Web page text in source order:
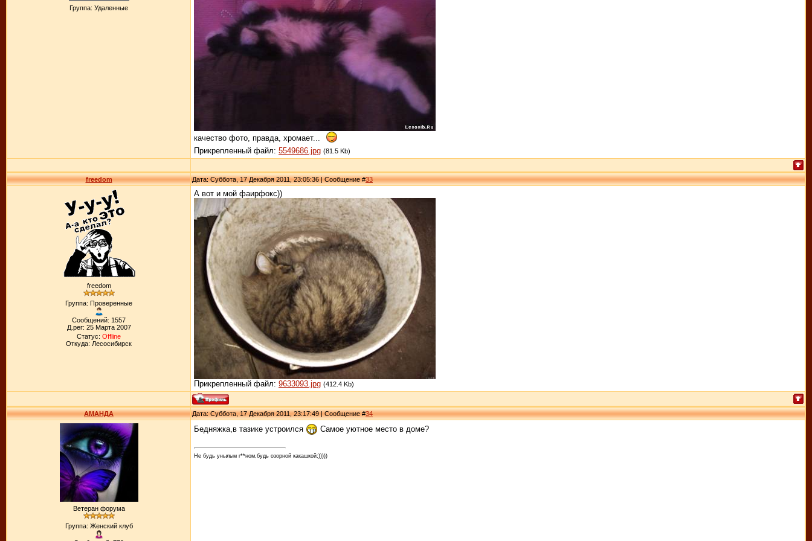
Группа: Удаленные
качество фото, правда, хромает...
Прикрепленный файл: 5549686.jpg (81.5 Kb)
freedom Дата: Суббота, 17 Декабря 2011, 23:05:36 | Сообщение #33
freedom
Группа: Проверенные
Сообщений: 1557
Д.рег: 25 Марта 2007
Статус: Offline
Откуда: Лесосибирск
А вот и мой фаирфокс))
Прикрепленный файл: 9633093.jpg (412.4 Kb)
АМАНДА Дата: Суббота, 17 Декабря 2011, 23:17:49 | Сообщение #34
Ветеран форума
Группа: Женский клуб
Бедняжка,в тазике устроился Самое уютное место в доме?
Не будь унылым г**ном,будь озорной какашкой;)))))